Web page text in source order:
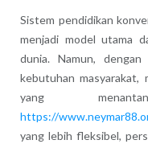
Sistem pendidikan
menjadi model utama
dunia. Namun,
kebutuhan masyarakat,
yang
https://
yang lebih fleksibel,